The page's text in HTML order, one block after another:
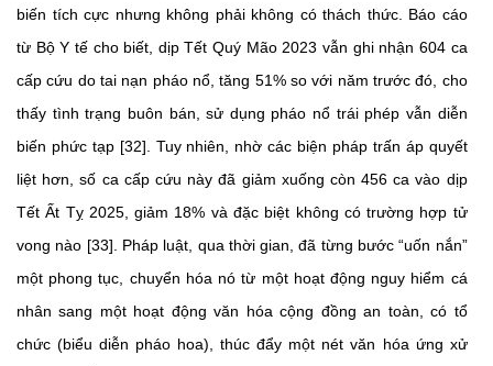
biến tích cực nhưng không phải không có thách thức. Báo cáo
từ Bộ Y tế cho biết, dịp Tết Quý Mão 2023 vẫn ghi nhận 604 ca
cấp cứu do tai nạn pháo nổ, tăng 51% so với năm trước đó, cho
thấy tình trạng buôn bán, sử dụng pháo nổ trái phép vẫn diễn
biến phức tạp [32]. Tuy nhiên, nhờ các biện pháp trấn áp quyết
liệt hơn, số ca cấp cứu này đã giảm xuống còn 456 ca vào dịp
Tết Ất Tỵ 2025, giảm 18% và đặc biệt không có trường hợp tử
vong nào [33]. Pháp luật, qua thời gian, đã từng bước “uốn nắn”
một phong tục, chuyển hóa nó từ một hoạt động nguy hiểm cá
nhân sang một hoạt động văn hóa cộng đồng an toàn, có tổ
chức (biểu diễn pháo hoa), thúc đẩy một nét văn hóa ứng xử